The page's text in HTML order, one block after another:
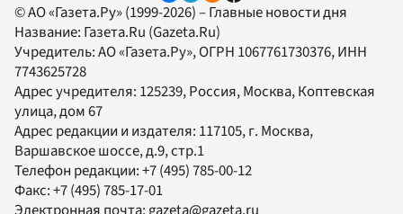
© АО «Газета.Ру» (1999-2026) – Главные новости дня
Название: Газета.Ru (Gazeta.Ru)
Учредитель:АО «Газета.Ру», ОГРН 1067761730376, ИНН
7743625728
Адрес учредителя: 125239, Россия, Москва, Коптевская
улица, дом 67
Адрес редакции и издателя: 117105, г. Москва,
Варшавское шоссе, д.9, стр.1
Телефон редакции:+7 (495) 785-00-12
Факс:+7 (495) 785-17-01